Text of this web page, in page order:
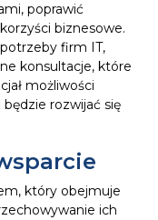
poprawić
biznesowe.
firm IT,
konsultacje, które
możliwości
rozwijać się
który obejmuje
ich